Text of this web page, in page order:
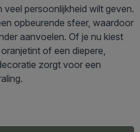
veel persoonlijkheid wilt geven.
opbeurende sfeer, waardoor
aanvoelen. Of je nu kiest
of een diepere,
zorgt voor een